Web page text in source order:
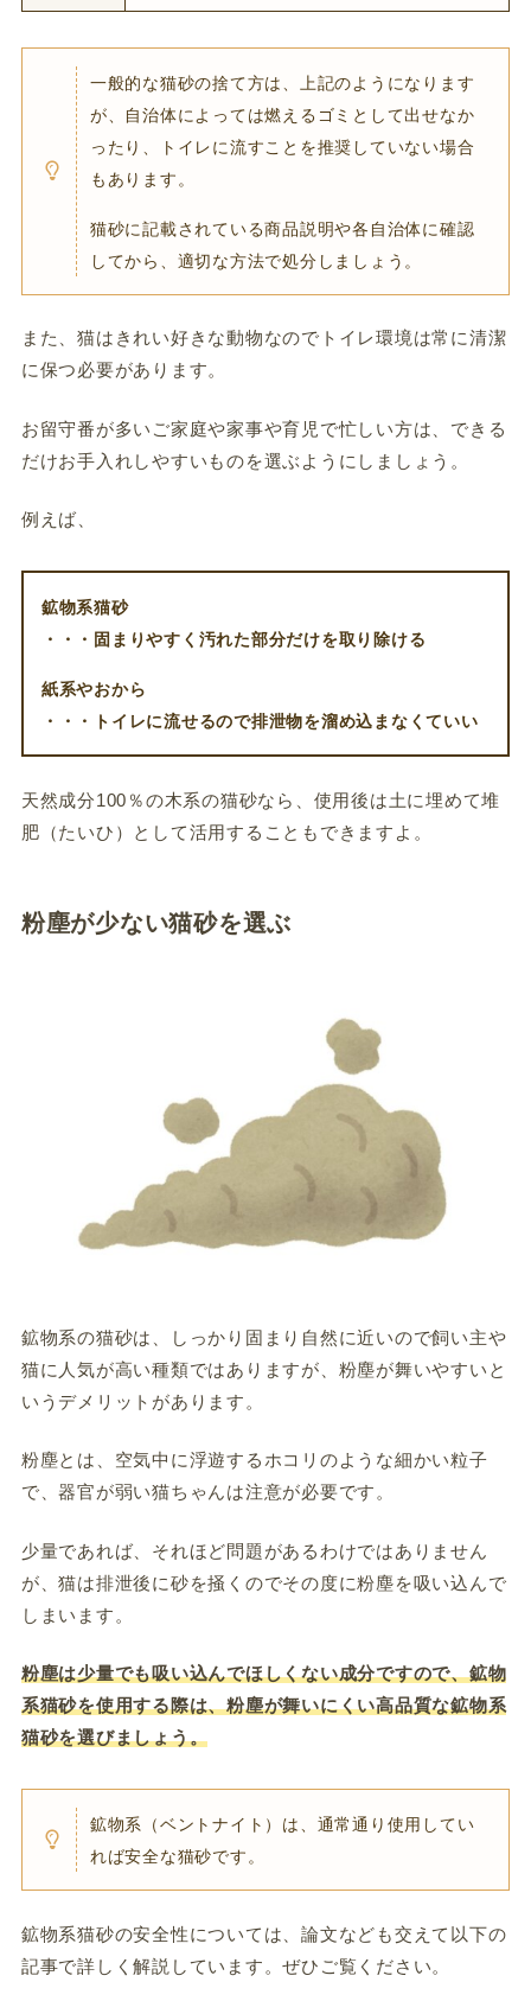
一般的な猫砂の捨て方は、上記のようになります
が、自治体によっては燃えるゴミとして出せなか
ったり、トイレに流すことを推奨していない場合
もあります。
猫砂に記載されている商品説明や各自治体に確認
してから、適切な方法で処分しましょう。
また、猫はきれい好きな動物なのでトイレ環境は常に清潔
に保つ必要があります。
お留守番が多いご家庭や家事や育児で忙しい方は、できる
だけお手入れしやすいものを選ぶようにしましょう。
例えば、
鉱物系猫砂
・・・固まりやすく汚れた部分だけを取り除ける
紙系やおから
・・・トイレに流せるので排泄物を溜め込まなくていい
天然成分100％の木系の猫砂なら、使用後は土に埋めて堆
肥（たいひ）として活用することもできますよ。
粉塵が少ない猫砂を選ぶ
鉱物系の猫砂は、しっかり固まり自然に近いので飼い主や
猫に人気が高い種類ではありますが、粉塵が舞いやすいと
いうデメリットがあります。
粉塵とは、空気中に浮遊するホコリのような細かい粒子
で、器官が弱い猫ちゃんは注意が必要です。
少量であれば、それほど問題があるわけではありません
が、猫は排泄後に砂を掻くのでその度に粉塵を吸い込んで
しまいます。
粉塵は少量でも吸い込んでほしくない成分ですので、鉱物
系猫砂を使用する際は、粉塵が舞いにくい高品質な鉱物系
猫砂を選びましょう。
鉱物系（ベントナイト）は、通常通り使用してい
れば安全な猫砂です。
鉱物系猫砂の安全性については、論文なども交えて以下の
記事で詳しく解説しています。ぜひご覧ください。